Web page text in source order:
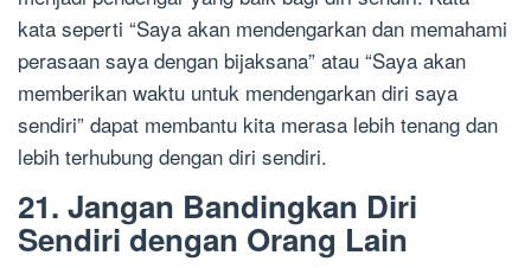
kata seperti “Saya akan mendengarkan dan memahami
perasaan saya dengan bijaksana” atau “Saya akan
memberikan waktu untuk mendengarkan diri saya
sendiri” dapat membantu kita merasa lebih tenang dan
lebih terhubung dengan diri sendiri.
21. Jangan Bandingkan Diri
Sendiri dengan Orang Lain